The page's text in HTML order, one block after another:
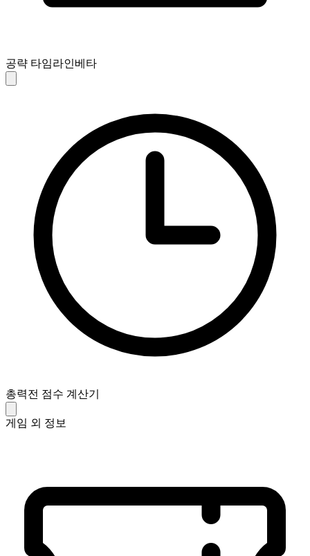
공략 타임라인베타
총력전 점수 계산기
게임 외 정보